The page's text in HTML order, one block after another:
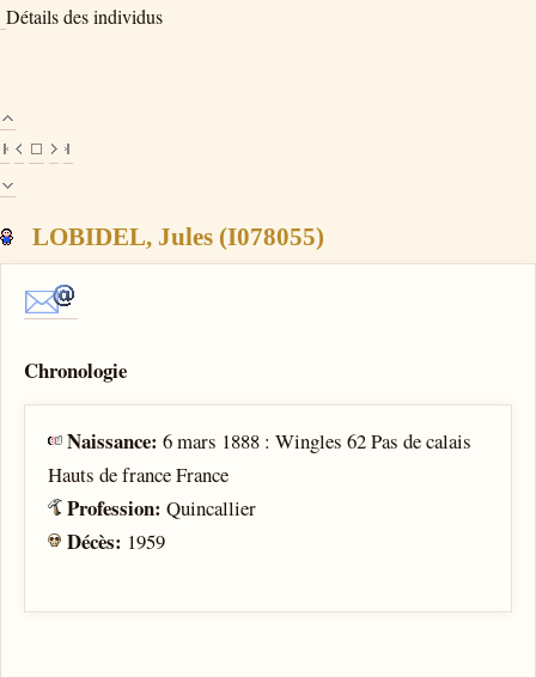
Détails des individus
LOBIDEL, Jules (I078055)
Chronologie
Naissance:6 mars 1888 : Wingles 62 Pas de calais
Hauts de france France
Profession:Quincallier
Décès: 1959